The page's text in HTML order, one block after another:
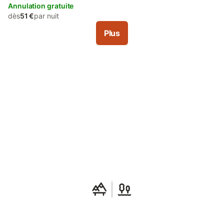
Annulation gratuite
dès51 €par nuit
Plus